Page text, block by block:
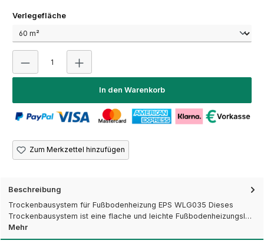
Verlegeflächeauswählen
In den Warenkorb
Zum Merkzettel hinzufügen
Beschreibung
Trockenbausystem für Fußbodenheizung EPS WLG035 Dieses
Trockenbausystem ist eine flache und leichte Fußbodenheizungsl…
Mehr